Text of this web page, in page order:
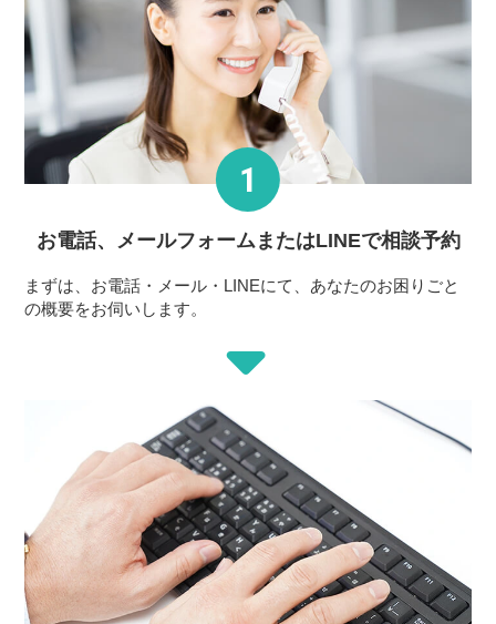
お電話、メールフォームまたはLINEで相談予約
まずは、お電話・メール・LINEにて、あなたのお困りごと
の概要をお伺いします。